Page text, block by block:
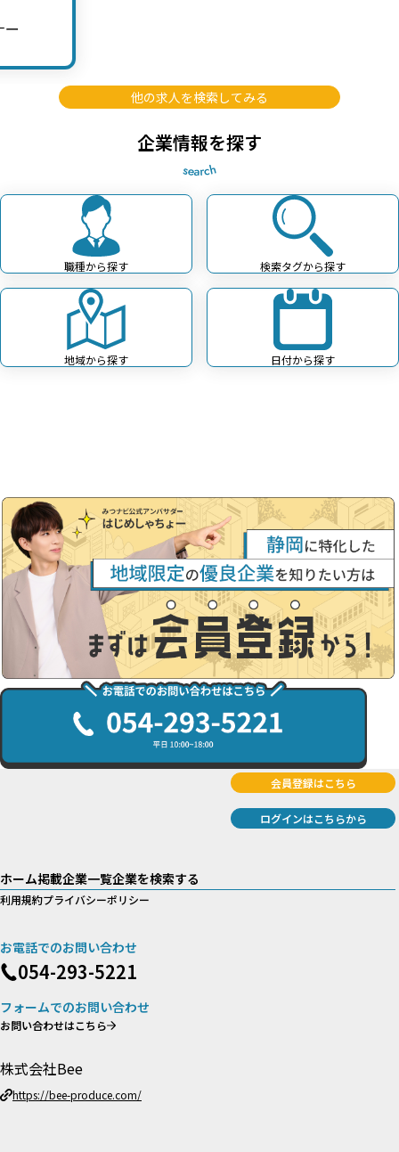
他の求人を検索してみる
企業情報を探す
職種から探す 検索タグから探す
地域から探す 日付から探す
会員登録はこちら
ログインはこちらから
ホーム掲載企業一覧企業を検索する
利用規約プライバシーポリシー
お電話でのお問い合わせ
054-293-5221
フォームでのお問い合わせ
お問い合わせはこちら
株式会社Bee
https://bee-produce.com/